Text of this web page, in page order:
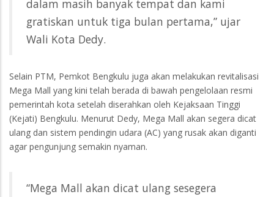
dalam masih banyak tempat dan kami
gratiskan untuk tiga bulan pertama,” ujar
Wali Kota Dedy.
Selain PTM, Pemkot Bengkulu juga akan melakukan revitalisasi
Mega Mall yang kini telah berada di bawah pengelolaan resmi
pemerintah kota setelah diserahkan oleh Kejaksaan Tinggi
(Kejati) Bengkulu. Menurut Dedy, Mega Mall akan segera dicat
ulang dan sistem pendingin udara (AC) yang rusak akan diganti
agar pengunjung semakin nyaman.
“Mega Mall akan dicat ulang sesegera